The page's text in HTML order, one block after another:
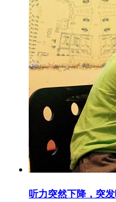
听力突然下降，突